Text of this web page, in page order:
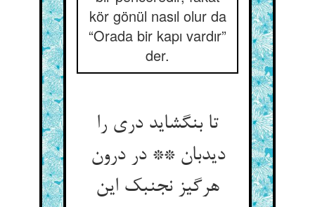
kör gönül nasıl olur da
“Orada bir kapı vardır”
der.
تا بنگشاید دری را
ديدبان ** در درون
هرگیز نجنبك این